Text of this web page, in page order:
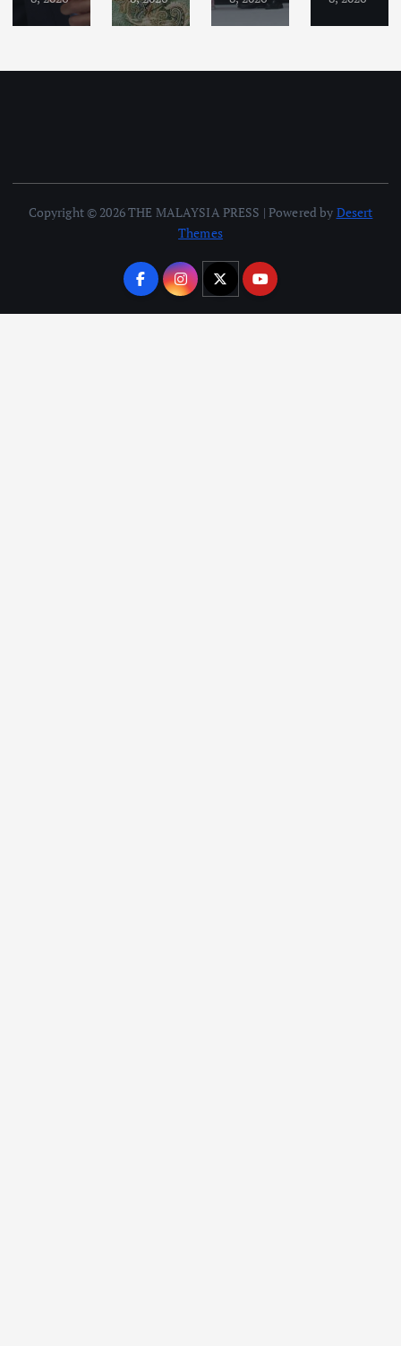
Copyright © 2026 THE MALAYSIA PRESS | Powered by Desert
Themes